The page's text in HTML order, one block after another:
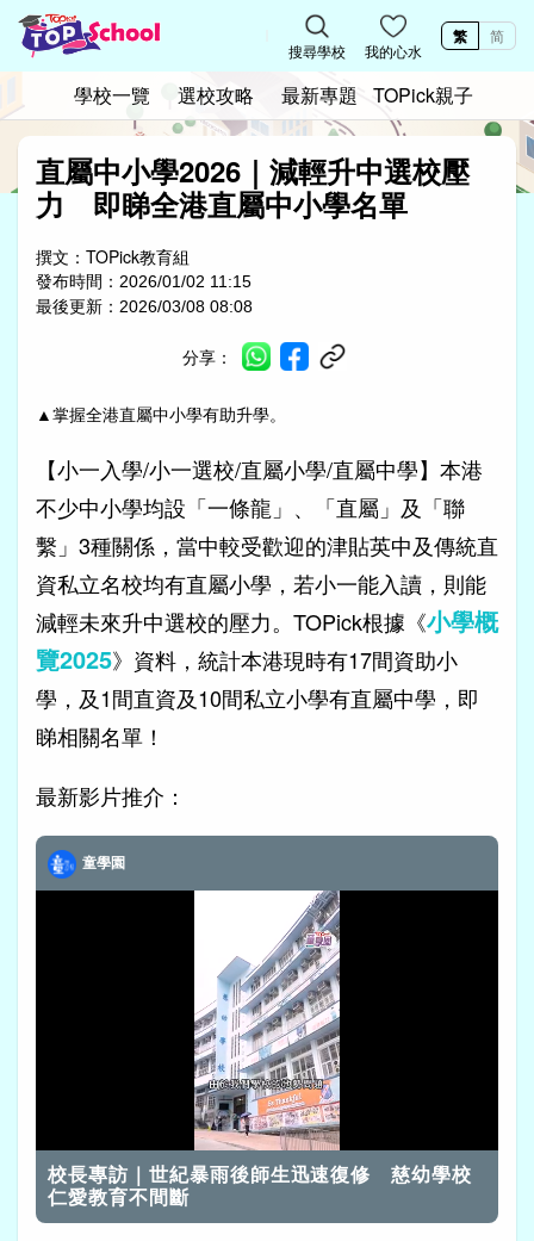
直屬中小學2026｜減輕升中選校壓
力 即睇全港直屬中小學名單
撰文： TOPick教育組
發布時間： 2026/01/02 11:15
最後更新： 2026/03/08 08:08
分享：
▲掌握全港直屬中小學有助升學。
【小一入學/小一選校/直屬小學/直屬中學】本港
不少中小學均設「一條龍」、「直屬」及「聯
繫」3種關係，當中較受歡迎的津貼英中及傳統直
資私立名校均有直屬小學，若小一能入讀，則能
減輕未來升中選校的壓力。TOPick根據《小學概
覽2025》資料，統計本港現時有17間資助小
學，及1間直資及10間私立小學有直屬中學，即
睇相關名單！
最新影片推介：
童學園
載
入
畢:
48.05%
校長專訪｜世紀暴雨後師生迅速復修 慈幼學校
仁愛教育不間斷
搜尋學校 我的心水
繁 简
學校一覽 選校攻略 最新專題 TOPick親子